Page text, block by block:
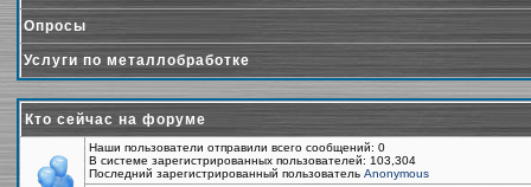
Опросы
Услуги по металлобработке
Кто сейчас на форуме
Наши пользователи отправили всего сообщений: 0
В системе зарегистрированных пользователей: 103,304
Последний зарегистрированный пользователь Anonymous